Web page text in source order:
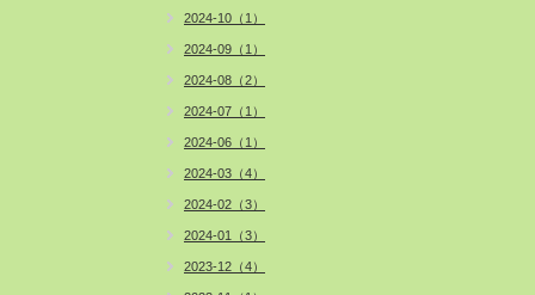
2024-10（1）
2024-09（1）
2024-08（2）
2024-07（1）
2024-06（1）
2024-03（4）
2024-02（3）
2024-01（3）
2023-12（4）